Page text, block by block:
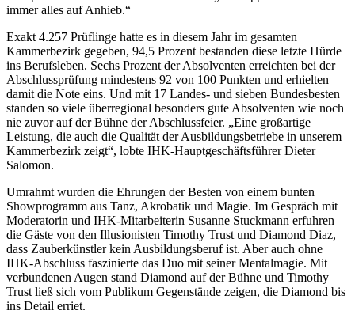
immer alles auf Anhieb.“
Exakt 4.257 Prüflinge hatte es in diesem Jahr im gesamten
Kammerbezirk gegeben, 94,5 Prozent bestanden diese letzte Hürde
ins Berufsleben. Sechs Prozent der Absolventen erreichten bei der
Abschlussprüfung mindestens 92 von 100 Punkten und erhielten
damit die Note eins. Und mit 17 Landes- und sieben Bundesbesten
standen so viele überregional besonders gute Absolventen wie noch
nie zuvor auf der Bühne der Abschlussfeier. „Eine großartige
Leistung, die auch die Qualität der Ausbildungsbetriebe in unserem
Kammerbezirk zeigt“, lobte IHK-Hauptgeschäftsführer Dieter
Salomon.
Umrahmt wurden die Ehrungen der Besten von einem bunten
Showprogramm aus Tanz, Akrobatik und Magie. Im Gespräch mit
Moderatorin und IHK-Mitarbeiterin Susanne Stuckmann erfuhren
die Gäste von den Illusionisten Timothy Trust und Diamond Diaz,
dass Zauberkünstler kein Ausbildungsberuf ist. Aber auch ohne
IHK-Abschluss faszinierte das Duo mit seiner Mentalmagie. Mit
verbundenen Augen stand Diamond auf der Bühne und Timothy
Trust ließ sich vom Publikum Gegenstände zeigen, die Diamond bis
ins Detail erriet.